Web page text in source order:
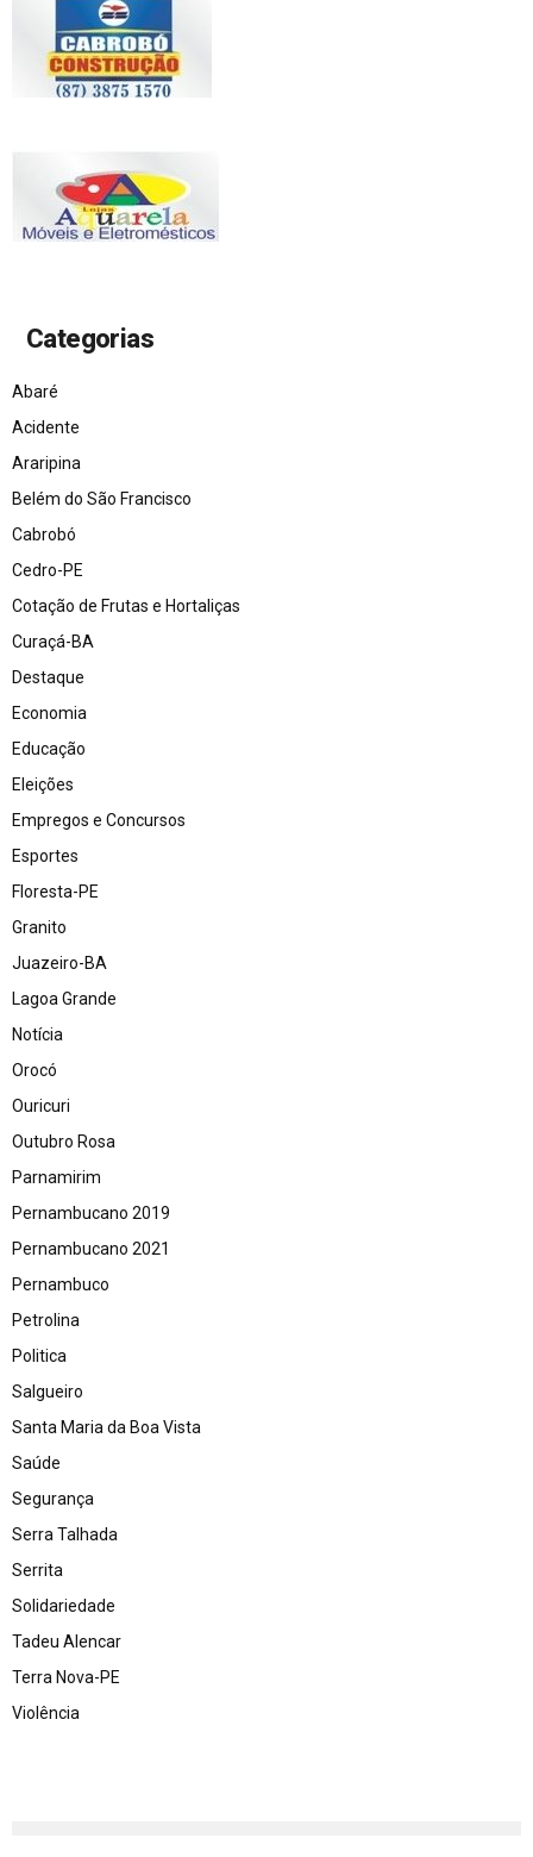
Categorias
Abaré
Acidente
Araripina
Belém do São Francisco
Cabrobó
Cedro-PE
Cotação de Frutas e Hortaliças
Curaçá-BA
Destaque
Economia
Educação
Eleições
Empregos e Concursos
Esportes
Floresta-PE
Granito
Juazeiro-BA
Lagoa Grande
Notícia
Orocó
Ouricuri
Outubro Rosa
Parnamirim
Pernambucano 2019
Pernambucano 2021
Pernambuco
Petrolina
Politica
Salgueiro
Santa Maria da Boa Vista
Saúde
Segurança
Serra Talhada
Serrita
Solidariedade
Tadeu Alencar
Terra Nova-PE
Violência